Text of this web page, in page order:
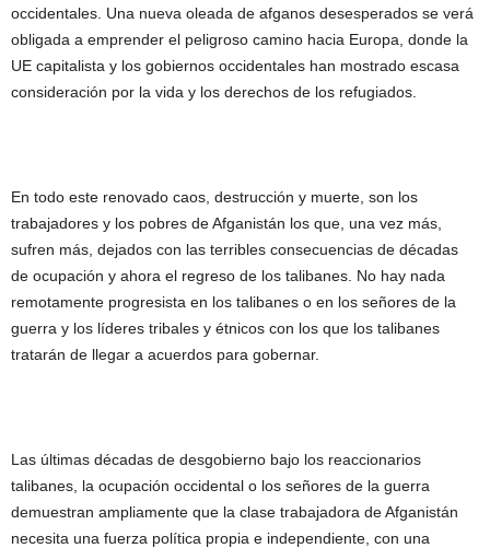
occidentales. Una nueva oleada de afganos desesperados se verá
obligada a emprender el peligroso camino hacia Europa, donde la
UE capitalista y los gobiernos occidentales han mostrado escasa
consideración por la vida y los derechos de los refugiados.
En todo este renovado caos, destrucción y muerte, son los
trabajadores y los pobres de Afganistán los que, una vez más,
sufren más, dejados con las terribles consecuencias de décadas
de ocupación y ahora el regreso de los talibanes. No hay nada
remotamente progresista en los talibanes o en los señores de la
guerra y los líderes tribales y étnicos con los que los talibanes
tratarán de llegar a acuerdos para gobernar.
Las últimas décadas de desgobierno bajo los reaccionarios
talibanes, la ocupación occidental o los señores de la guerra
demuestran ampliamente que la clase trabajadora de Afganistán
necesita una fuerza política propia e independiente, con una